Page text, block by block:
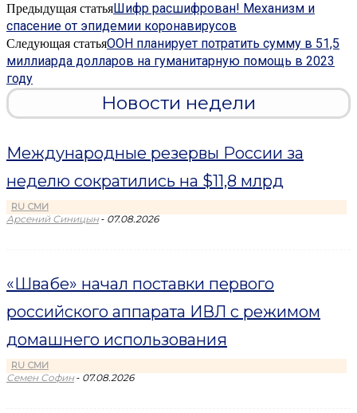
Предыдущая статьяШифр расшифрован! Механизм и
спасение от эпидемии коронавирусов
Следующая статьяООН планирует потратить сумму в 51,5
миллиарда долларов на гуманитарную помощь в 2023
году
Новости недели
Международные резервы России за
неделю сократились на $11,8 млрд
RU СМИ
Арсений Синицын - 07.08.2026
«Швабе» начал поставки первого
российского аппарата ИВЛ с режимом
домашнего использования
RU СМИ
Семен Софин - 07.08.2026